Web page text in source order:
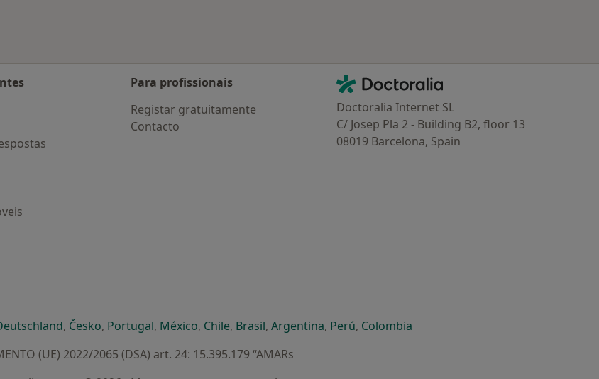
Para profissionais
Registar gratuitamente
Contacto
Contacto
Doctoralia - Homepage
Doctoralia Internet SL
C/ Josep Pla 2 - Building B2, floor 13
08019 Barcelona, Spain
novo separador
num novo separador
abre num novo separador
, Českoabre num novo separador
, Portugalabre num novo separador
, Méxicoabre num novo separador
, Chileabre num novo separador
, Brasilabre num novo separador
, Argentinaabre num novo separador
, Perúabre num novo separador
, Colombiaabre num novo separador
(UE) 2022/2065 (DSA) art. 24: 15.395.179 “AMARs